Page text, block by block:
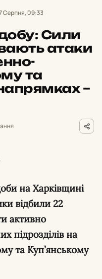
Серпня, 09:33
Сили
атаки
та
–
на Харківщині
відбили 22
активно
підрозділів на
та Куп’янському